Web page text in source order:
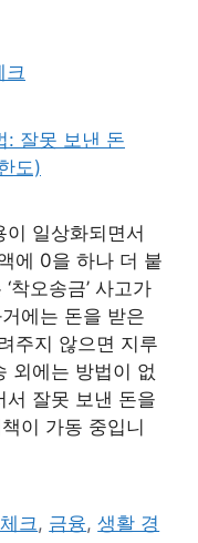
크
이 일상화되면서
에 0을 하나 더 붙
착오송금’ 사고가
에는 돈을 받은
주지 않으면 지루
외에는 방법이 없
서 잘못 보낸 돈을
이 가동 중입니
크 , 금융,생활 경